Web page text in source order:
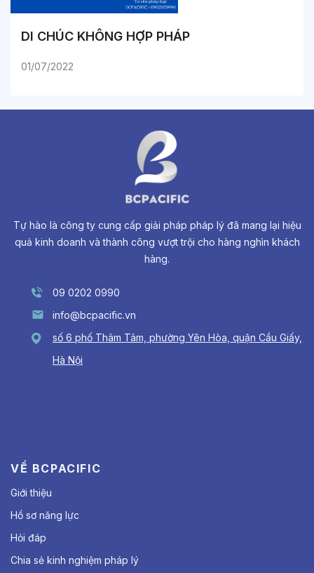
DI CHÚC KHÔNG HỢP PHÁP
01/07/2022
Tự hào là công ty cung cấp giải pháp pháp lý đã mang lại hiệu
quả kinh doanh và thành công vượt trội cho hàng nghìn khách
hàng.
09 0202 0990
info@bcpacific.vn
số 6 phố Thâm Tâm, phường Yên Hòa, quận Cầu Giấy,
Hà Nội
VỀ BCPACIFIC
Giới thiệu
Hồ sơ năng lực
Hỏi đáp
Chia sẻ kinh nghiệm pháp lý